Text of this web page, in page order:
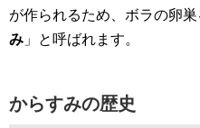
が作られるため、ボラの卵巣
み 」と呼ばれます。
からすみの歴史